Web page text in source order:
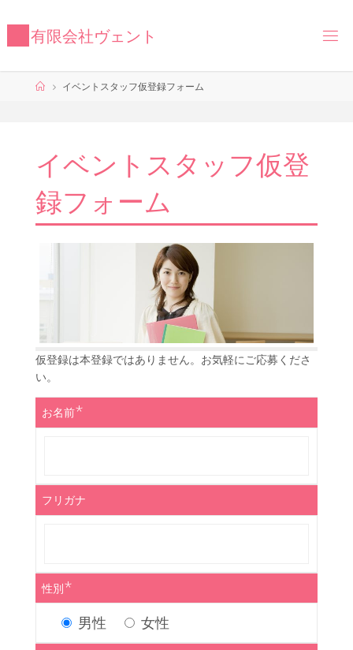
ン
有限会社ヴェン ト
ホ
イベントスタッフ仮登録フォーム
イベントスタッフ仮登
録フォーム
仮登録は本登録ではありません。お気軽にご応募くださ
い。
お名前*
フリガナ
性別*
男性 女性